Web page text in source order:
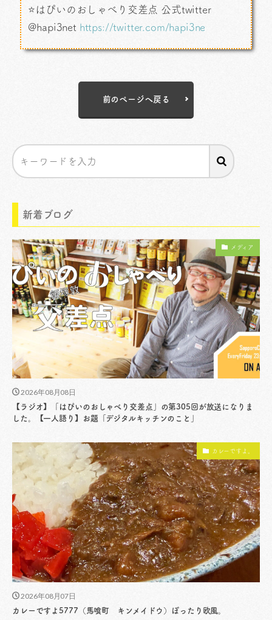
⭐はぴいのおしゃべり交差点 公式twitter
@hapi3net https://twitter.com/hapi3ne
前のページへ戻る
新着ブログ
メディア
2026年08月08日
【ラジオ】「はぴいのおしゃべり交差点」の第305回が放送になりま
した。【一人語り】お題「デジタルキッチンのこと」
カレーですよ。
2026年08月07日
カレーですよ5777（馬喰町 キンメイドウ）ぽったり欧風。